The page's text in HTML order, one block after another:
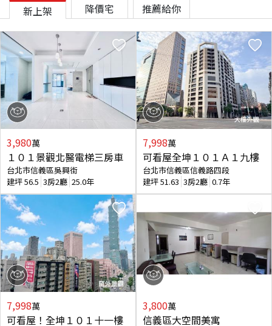
新上架 降價宅 推薦給你
3,980萬
１０１景觀北醫電梯三房車
台北市信義區吳興街
建坪56.5 3房2廳 25.0年
7,998萬
可看屋！全坤１０１十一樓
7,998萬
可看屋全坤１０１Ａ１九樓
台北市信義區信義路四段
建坪51.63 3房2廳 0.7年
3,800萬
信義區大空間美寓